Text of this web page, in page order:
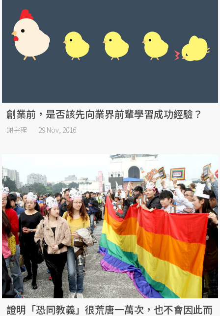
創業前，是否該先向業界前輩學習成功經驗？
謝宇程 29 Nov, 2016
證明「恐同教義」很荒唐一萬次，也不會因此而